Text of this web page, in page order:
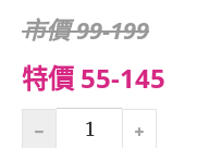
市價 99-199
特價 55-145